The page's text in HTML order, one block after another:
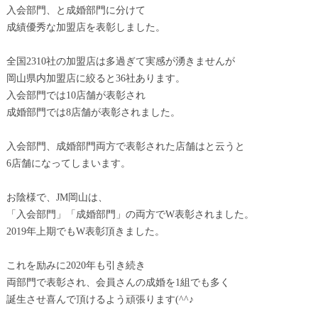
入会部門、と成婚部門に分けて
成績優秀な加盟店を表彰しました。
全国2310社の加盟店は多過ぎて実感が湧きませんが
岡山県内加盟店に絞ると36社あります。
入会部門では10店舗が表彰され
成婚部門では8店舗が表彰されました。
入会部門、成婚部門両方で表彰された店舗はと云うと
6店舗になってしまいます。
お陰様で、JM岡山は、
「入会部門」「成婚部門」の両方でW表彰されました。
2019年上期でもW表彰頂きました。
これを励みに2020年も引き続き
両部門で表彰され、会員さんの成婚を1組でも多く
誕生させ喜んで頂けるよう頑張ります(^^♪